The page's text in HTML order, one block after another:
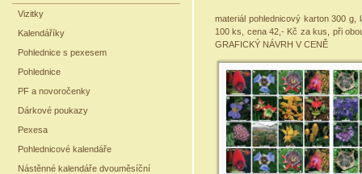
Vizitky
Kalendáříky
Pohlednice s pexesem
Pohlednice
PF a novoročenky
Dárkové poukazy
Pexesa
Pohlednicové kalendáře
Nástěnné kalendáře dvouměsíční
materiál pohlednicový karton 300
100 ks, cena 42,- Kč za kus, při
GRAFICKÝ NÁVRH V CENĚ